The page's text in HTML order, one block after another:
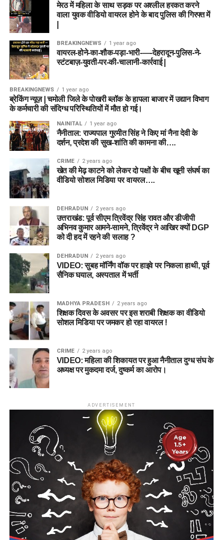
मेरठ में महिला के साथ सड़क पर अश्लील हरकत करने
वाला युवक वीडियो वायरल होने के बाद पुलिस की गिरफ्त में
BREAKINGNEWS 1 year ago
वायरल-होने-का-शौक-पड़ा-भारी-—-देहरादून-पुलिस-ने-
स्टंटबाज़-युवती-पर-की-चालानी-कार्रवाई |
BREAKINGNEWS 1 year ago
ब्रेकिंग न्यूज़ | चमोली जिले के पोखरी ब्लॉक के हापला बाजार में उद्यान विभाग
के कर्मचारी की संदिग्ध परिस्थितियों में मौत हो गई।
NAINITAL 1 year ago
नैनीताल: राज्यपाल गुरमीत सिंह ने किए मां नैना देवी के
दर्शन, प्रदेश की सुख-शांति की कामना की….
CRIME 2 years ago
खेत की मेढ़ काटने को लेकर दो पक्षों के बीच खूनी संघर्ष का
वीडियो सोशल मिडिया पर वायरल….
DEHRADUN 2 years ago
उत्तराखंड: पूर्व सीएम त्रिवेंद्र सिंह रावत और डीजीपी
अभिनव कुमार आमने-सामने, त्रिवेंद्र ने आखिर क्यों DGP
को दी हद में रहने की सलाह ?
DEHRADUN 2 years ago
VIDEO: सुबह मॉर्निंग वॉक पर हाइवे पर निकला हाथी, पूर्व
सैनिक घयाल, अस्पताल में भर्ती
MADHYA PRADESH 2 years ago
शिक्षक दिवस के अवसर पर इस शराबी शिक्षक का वीडियो
सोशल मिडिया पर जमकर हो रहा वायरल !
CRIME 2 years ago
VIDEO: महिला की शिकायत पर हुआ नैनीताल दुग्ध संघ के
अध्यक्ष पर मुकदमा दर्ज, दुष्कर्म का आरोप।
ADVERTISEMENT